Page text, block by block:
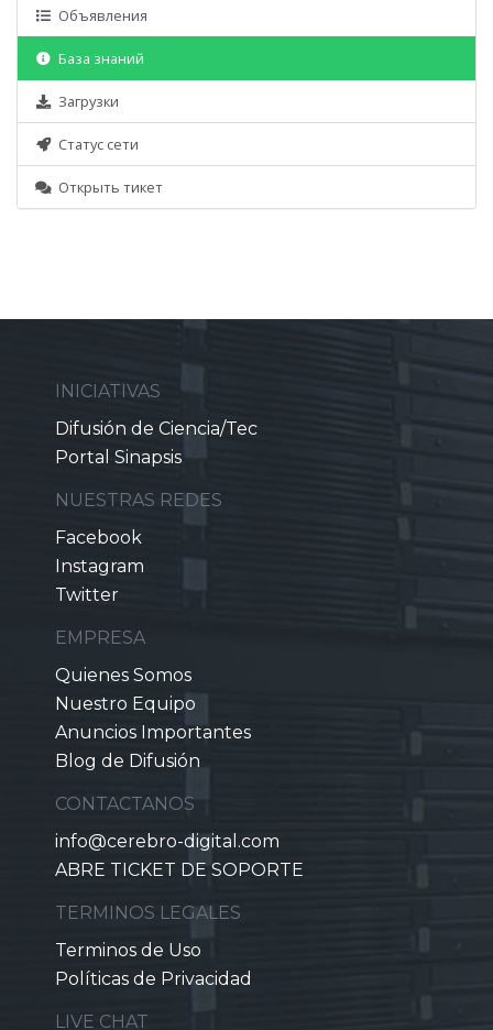
Объявления
База знаний
Загрузки
Статус сети
Открыть тикет
INICIATIVAS
Difusión de Ciencia/Tec
Portal Sinapsis
NUESTRAS REDES
Facebook
Instagram
Twitter
EMPRESA
Quienes Somos
Nuestro Equipo
Anuncios Importantes
Blog de Difusión
CONTACTANOS
info@cerebro-digital.com
ABRE TICKET DE SOPORTE
TERMINOS LEGALES
Terminos de Uso
Políticas de Privacidad
LIVE CHAT